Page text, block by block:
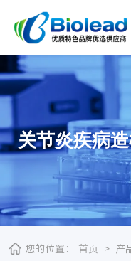
关节炎疾病
您的位置： 首页 > 产